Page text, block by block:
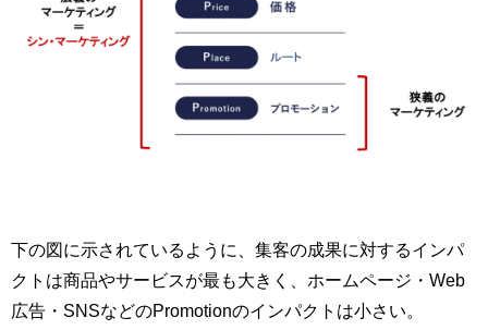
下の図に示されているように、集客の成果に対するインパ
クトは商品やサービスが最も大きく、ホームページ・Web
広告・SNSなどのPromotionのインパクトは小さい。